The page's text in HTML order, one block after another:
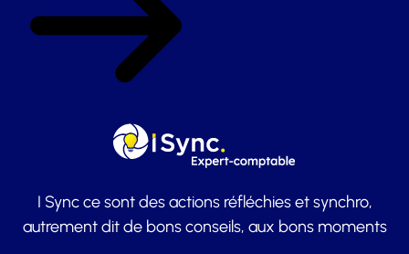
I Sync ce sont des actions réfléchies et synchro,
autrement dit de bons conseils, aux bons moments